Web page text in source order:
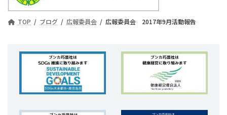
TOP ブログ 広報委員会 広報委員会 2017年9月活動報告